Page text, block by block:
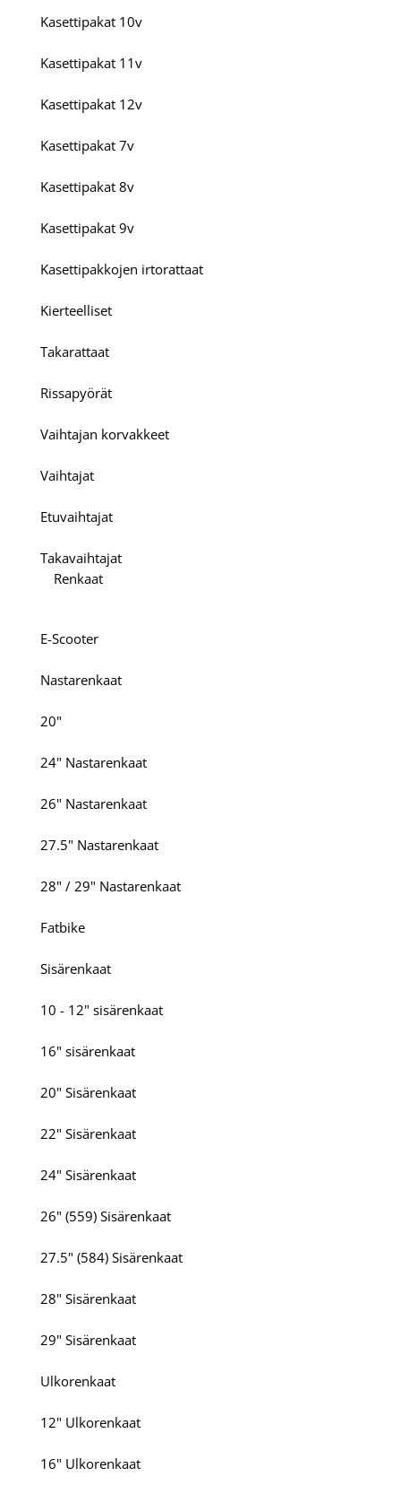
Kasettipakat 10v
Kasettipakat 11v
Kasettipakat 12v
Kasettipakat 7v
Kasettipakat 8v
Kasettipakat 9v
Kasettipakkojen irtorattaat
Kierteelliset
Takarattaat
Rissapyörät
Vaihtajan korvakkeet
Vaihtajat
Etuvaihtajat
Takavaihtajat
Renkaat
E-Scooter
Nastarenkaat
20"
24" Nastarenkaat
26" Nastarenkaat
27.5" Nastarenkaat
28" / 29" Nastarenkaat
Fatbike
Sisärenkaat
10 - 12" sisärenkaat
16" sisärenkaat
20" Sisärenkaat
22" Sisärenkaat
24" Sisärenkaat
26" (559) Sisärenkaat
27.5" (584) Sisärenkaat
28" Sisärenkaat
29" Sisärenkaat
Ulkorenkaat
12" Ulkorenkaat
16" Ulkorenkaat